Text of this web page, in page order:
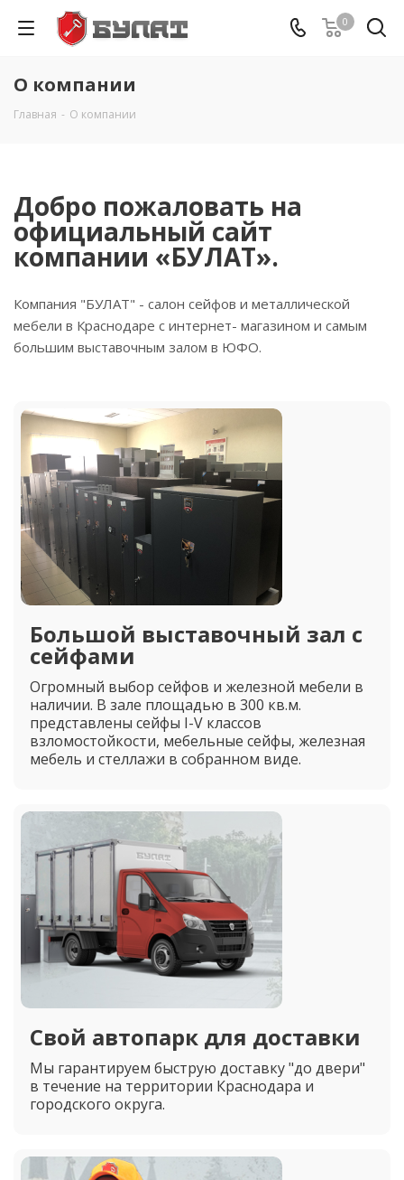
0
О компании
Главная - О компании
Добро пожаловать на
официальный сайт
компании «БУЛАТ».
Компания "БУЛАТ" - салон сейфов и металлической
мебели в Краснодаре с интернет- магазином и самым
большим выставочным залом в ЮФО.
Большой выставочный зал с
сейфами
Огромный выбор сейфов и железной мебели в
наличии. В зале площадью в 300 кв.м.
представлены сейфы I-V классов
взломостойкости, мебельные сейфы, железная
мебель и стеллажи в собранном виде.
Свой автопарк для доставки
Мы гарантируем быструю доставку "до двери"
в течение на территории Краснодара и
городского округа.